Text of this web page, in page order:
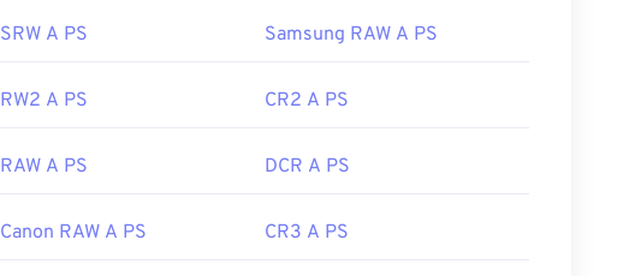
SRW A PS Samsung RAW A PS
RW2 A PS CR2 A PS
RAW A PS DCR A PS
Canon RAW A PS CR3 A PS